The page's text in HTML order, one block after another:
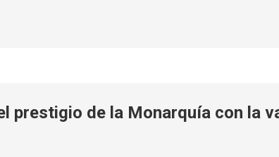
prestigio de la Monarquía con la